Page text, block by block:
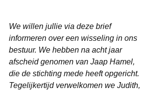
We willen jullie via deze brief
informeren over een wisseling in ons
bestuur. We hebben na acht jaar
afscheid genomen van Jaap Hamel,
die de stichting mede heeft opgericht.
Tegelijkertijd verwelkomen we Judith,